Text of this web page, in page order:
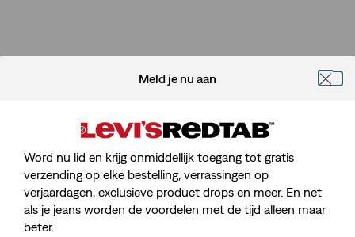
Meld je nu aan
Word nu lid en krijg onmiddellijk toegang tot gratis
verzending op elke bestelling, verrassingen op
verjaardagen, exclusieve product drops en meer. En net
als je jeans worden de voordelen met de tijd alleen maar
beter.